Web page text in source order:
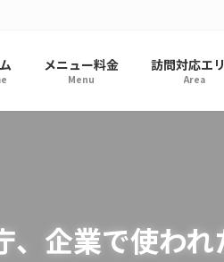
メニュー料金
Menu
訪問対応エ
Area
、企業で使わ